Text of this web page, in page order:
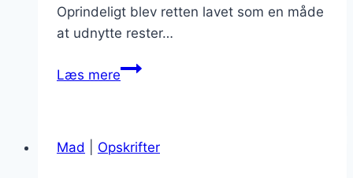
Oprindeligt blev retten lavet som en måde
at udnytte rester…
Læs mereBrændende
med
Mad Opskrifter